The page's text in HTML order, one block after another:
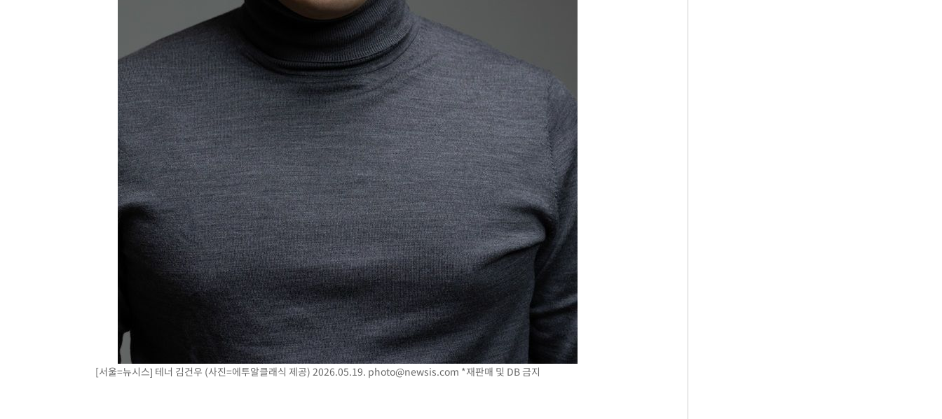
[속보]규제합리화위원회 부위원장에 김태유 서울대 공대 교수…이병
[속보]국힘 윤리위, '돌려차기 발언' 진종오·서범수 징계 절차 개시
[서울=뉴시스] 테너 김건우 (사진=에투알클래식 제공) 2026.05.19. photo@newsis.com *재판매 및 DB 금지